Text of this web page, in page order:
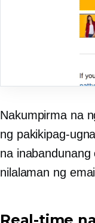
Nakumpirma na
ng pakikipag-
na
nilalaman ng